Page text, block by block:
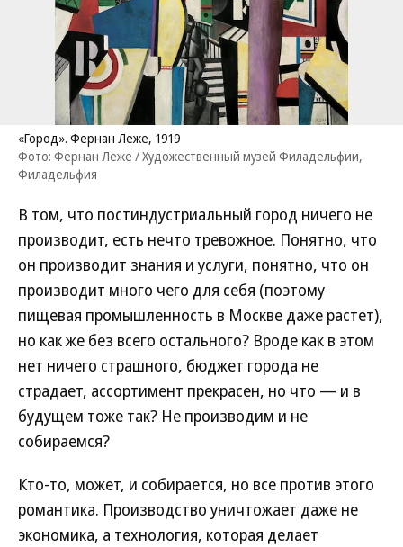
«Город». Фернан Леже, 1919
Фото: Фернан Леже / Художественный музей Филадельфии,
Филадельфия
В том, что постиндустриальный город ничего не
производит, есть нечто тревожное. Понятно, что
он производит знания и услуги, понятно, что он
производит много чего для себя (поэтому
пищевая промышленность в Москве даже растет),
но как же без всего остального? Вроде как в этом
нет ничего страшного, бюджет города не
страдает, ассортимент прекрасен, но что — и в
будущем тоже так? Не производим и не
собираемся?
Кто-то, может, и собирается, но все против этого
романтика. Производство уничтожает даже не
экономика, а технология, которая делает